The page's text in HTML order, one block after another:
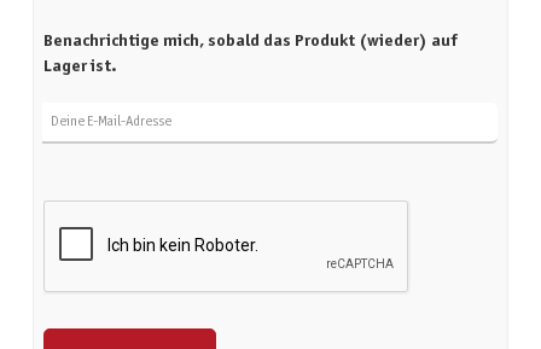
Benachrichtige mich, sobald das Produkt (wieder) auf
Lager ist.